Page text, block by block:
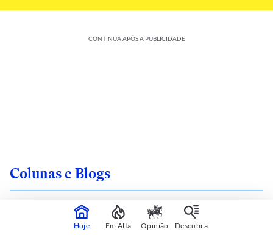
CONTINUA APÓS A PUBLICIDADE
Colunas e Blogs
Hoje Em Alta Opinião Descubra